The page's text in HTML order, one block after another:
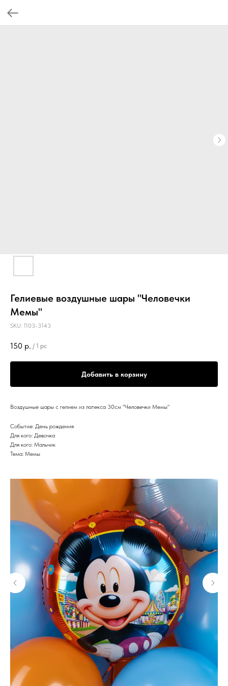
Гелиевые воздушные шары "Человечки
Мемы"
SKU: 1103-3143
150 р. / 1 pc
Добавить в корзину
Воздушные шары с гелием из латекса 30см "Человечки Мемы"
Событие: День рождения
Для кого: Девочка
Для кого: Мальчик
Тема: Мемы